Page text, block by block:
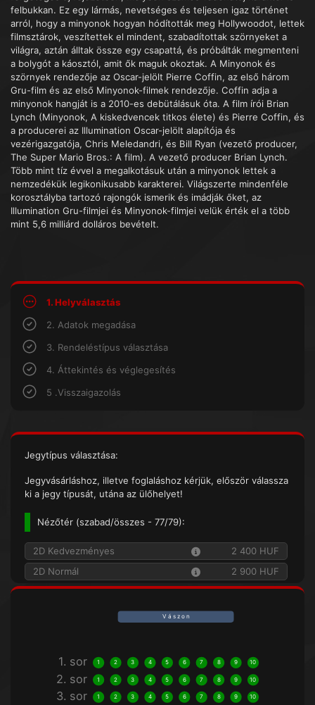
felbukkan. Ez egy lármás, nevetséges és teljesen igaz történet
arról, hogy a minyonok hogyan hódították meg Hollywoodot, lettek
filmsztárok, veszítettek el mindent, szabadítottak szörnyeket a
világra, aztán álltak össze egy csapattá, és próbálták megmenteni
a bolygót a káosztól, amit ők maguk okoztak. A Minyonok és
szörnyek rendezője az Oscar-jelölt Pierre Coffin, az első három
Gru-film és az első Minyonok-filmek rendezője. Coffin adja a
minyonok hangját is a 2010-es debütálásuk óta. A film írói Brian
Lynch (Minyonok, A kiskedvencek titkos élete) és Pierre Coffin, és
a producerei az Illumination Oscar-jelölt alapítója és
vezérigazgatója, Chris Meledandri, és Bill Ryan (vezető producer,
The Super Mario Bros.: A film). A vezető producer Brian Lynch.
Több mint tíz évvel a megalkotásuk után a minyonok lettek a
nemzedékük legikonikusabb karakterei. Világszerte mindenféle
korosztályba tartozó rajongók ismerik és imádják őket, az
Illumination Gru-filmjei és Minyonok-filmjei velük érték el a több
mint 5,6 milliárd dolláros bevételt.
1. Helyválasztás
2. Adatok megadása
3. Rendeléstípus választása
4. Áttekintés és véglegesítés
5 .Visszaigazolás
Jegytípus választása:
Jegyvásárláshoz, illetve foglaláshoz kérjük, először válassza
ki a jegy típusát, utána az ülőhelyet!
Nézőtér (szabad/összes - 77/79):
2D Kedvezményes
2 400 HUF
2D Normál
2 900 HUF
V á s z o n
1. sor 1 2 3 4 5 6 7 8 9 10
2. sor 1 2 3 4 5 6 7 8 9 10
3. sor 1 2 3 4 5 6 7 8 9 10